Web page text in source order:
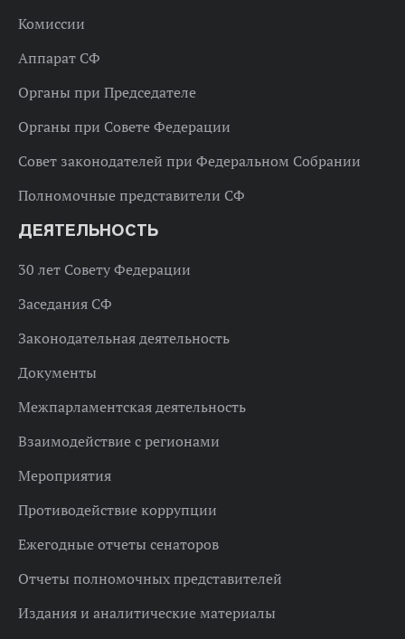
Комиссии
Аппарат СФ
Органы при Председателе
Органы при Совете Федерации
Совет законодателей при Федеральном Собрании
Полномочные представители СФ
ДЕЯТЕЛЬНОСТЬ
30 лет Совету Федерации
Заседания СФ
Законодательная деятельность
Документы
Межпарламентская деятельность
Взаимодействие с регионами
Мероприятия
Противодействие коррупции
Ежегодные отчеты сенаторов
Отчеты полномочных представителей
Издания и аналитические материалы